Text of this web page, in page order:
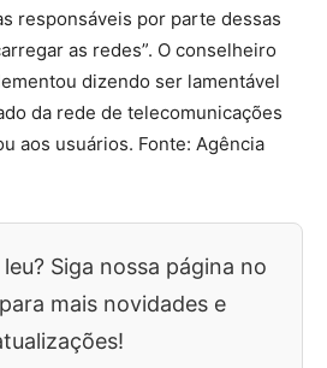
responsáveis por parte dessas
as redes”. O conselheiro
dizendo ser lamentável
da rede de telecomunicações
aos usuários. Fonte: Agência
Siga nossa página no
mais novidades e